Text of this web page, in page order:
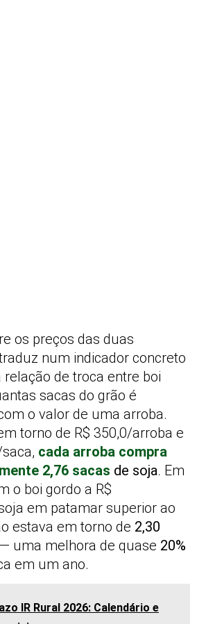
os preços das duas
num indicador concreto
relação de troca entre boi
sacas do grão é
o valor de uma arroba.
torno de R$ 350,0/arroba e
cada arroba compra
2,76 sacas de soja. Em
o boi gordo a R$
em patamar superior ao
estava em torno de 2,30
— uma melhora de quase 20%
em um ano.
IR Rural 2026: Calendário e